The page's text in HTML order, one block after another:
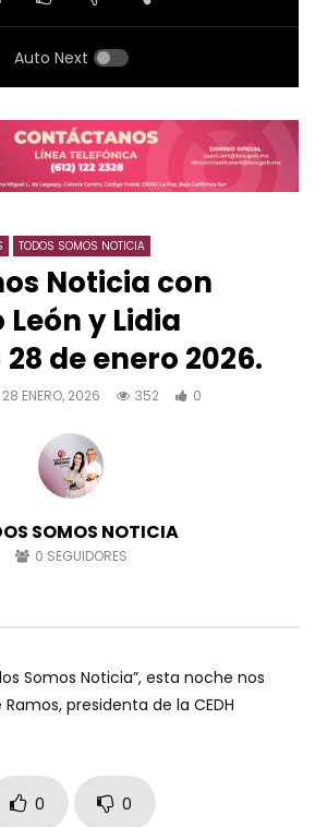
Auto Next
TODOS SOMOS NOTICIA
Noticia con
y Lidia
de enero 2026.
28 ENERO, 2026 352 0
SOMOS NOTICIA
0 SEGUIDORES
Somos Noticia”, esta noche nos
presidenta de la CEDH
0 0